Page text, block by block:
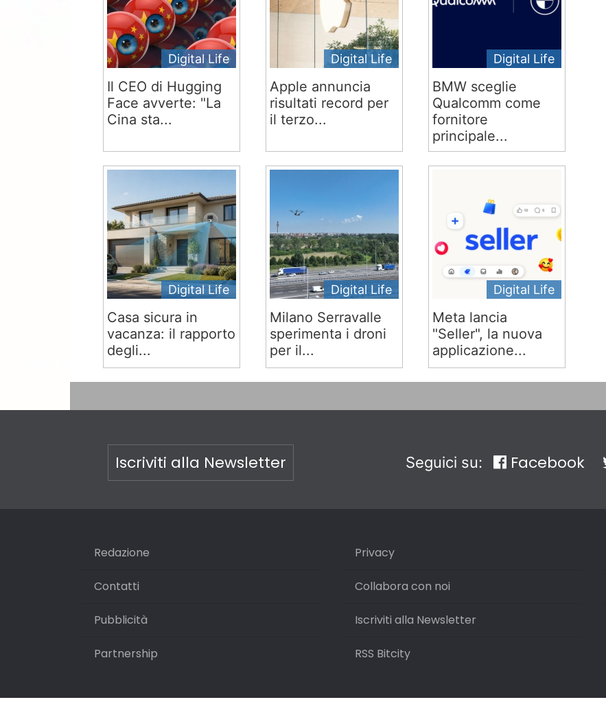
Digital Life
Il CEO di Hugging
Face avverte: "La
Cina sta...
Digital Life
Apple annuncia
risultati record per
il terzo...
Digital Life
BMW sceglie
Qualcomm come
fornitore
principale...
Digital Life
Casa sicura in
vacanza: il rapporto
degli...
Digital Life
Milano Serravalle
sperimenta i droni
per il...
Digital Life
Meta lancia
"Seller", la nuova
applicazione...
Iscriviti alla Newsletter Seguici su: Facebook
Redazione
Contatti
Pubblicità
Partnership
Privacy
Collabora con noi
Iscriviti alla Newsletter
RSS Bitcity